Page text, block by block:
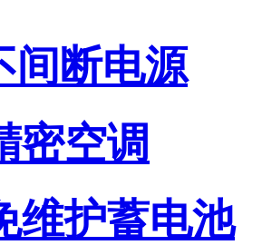
间断电源
密空调
维护蓄电池